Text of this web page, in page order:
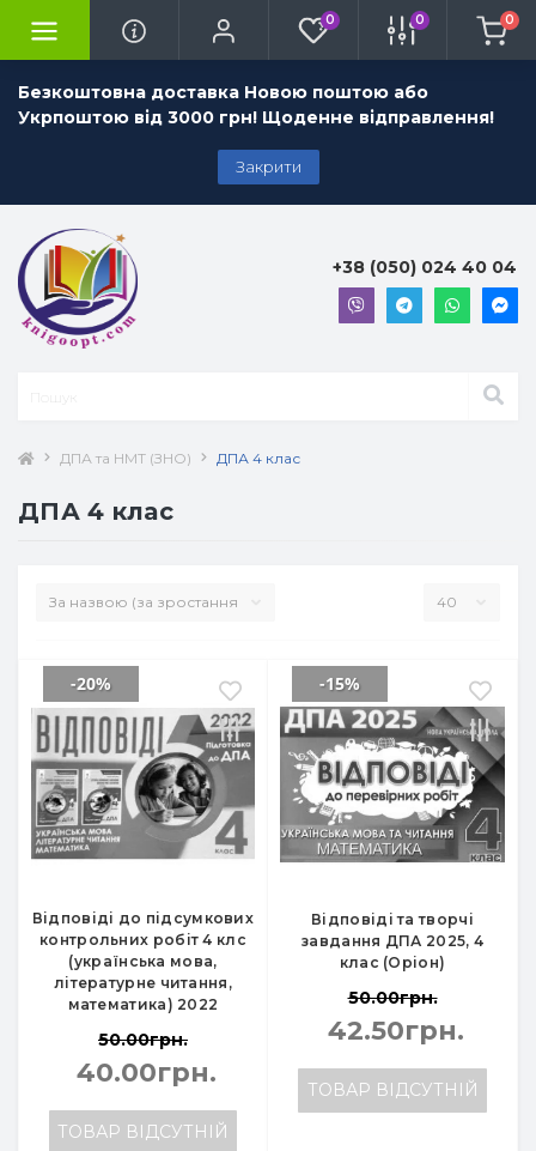
Безкоштовна доставка Новою поштою або
Укрпоштою від 3000 грн! Щоденне відправлення!
Закрити
0 0 0
+38 (050) 024 40 04
ДПА та НМТ (ЗНО) ДПА 4 клас
ДПА 4 клас
Відповіді до підсумкових
контрольних робіт 4 клс
(українська мова,
літературне читання,
математика) 2022
-20%
50.00грн.
40.00грн.
ТОВАР ВІДСУТНІЙ
Відповіді та творчі
завдання ДПА 2025, 4
клас (Оріон)
-15%
50.00грн.
42.50грн.
ТОВАР ВІДСУТНІЙ